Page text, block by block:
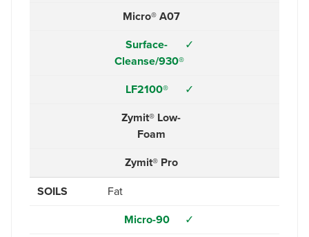
Micro® A07
Surface-
Cleanse/930®
✓
LF2100® ✓
Zymit® Low-
Foam
Zymit® Pro
SOILS Fat
Micro-90 ✓